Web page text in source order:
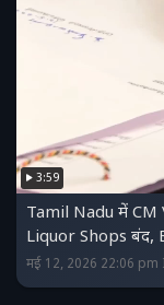
3:59
Tamil Nadu में CM
Liquor Shops बंद,
मई 12, 2026 22:06 pm